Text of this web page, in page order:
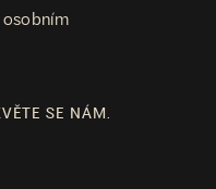
osobním
SE NÁM.